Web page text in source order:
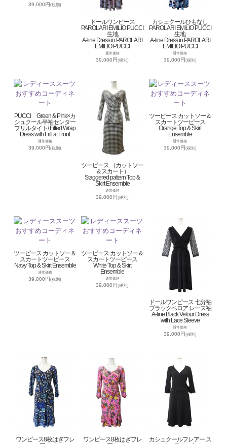
39,000円(税別)
ドールワンピース
PAROLARI EMILIO PUCCI
生地
A-line Dress in PAROLARI
EMILIO PUCCI
通常価格
39,000円(税別)
カシュクールひもなし
PAROLARI EMILIO PUCCI
生地
A-line Dress in PAROLARI
EMILIO PUCCI
通常価格
39,000円(税別)
PUCCI Green & PInk×カ
シュクール半袖センター
フリルタイト/ Fitted Wrap
Dress with Frill at Front
通常価格
39,000円(税別)
ツーピース （カットソー
＆スカート）
Staggered pattern Top &
Skirt Ensemble
通常価格
39,000円(税別)
ツーピース カットソー＆
スカートツーピース
Orange Top & Skirt
Ensemble
通常価格
39,000円(税別)
ツーピース カットソー＆
スカートツーピース
Navy Top & Skirt Ensemble
通常価格
39,000円(税別)
ツーピース カットソー＆
スカートツーピース
White Top & Skirt
Ensemble
通常価格
39,000円(税別)
ドールワンピース 七分袖
ブラックベロア レース袖
A-line Black Velour Dress
with Lace Sleeve
通常価格
39,000円(税別)
ワンピース8枚はぎフレ
ワンピース8枚はぎフレ
カシュクールフレアー ス